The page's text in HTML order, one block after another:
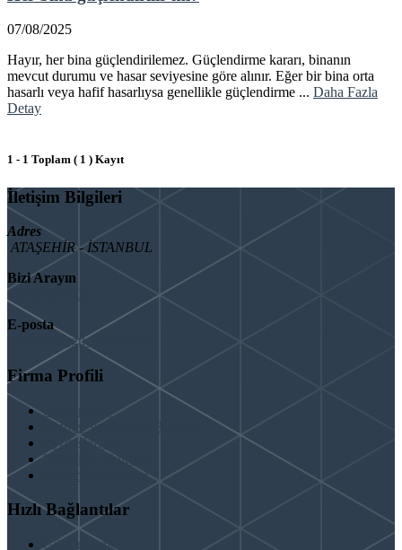
07/08/2025
Hayır, her bina güçlendirilemez. Güçlendirme kararı, binanın
mevcut durumu ve hasar seviyesine göre alınır. Eğer bir bina orta
hasarlı veya hafif hasarlıysa genellikle güçlendirme ... Daha Fazla
Detay
1 - 1 Toplam ( 1 ) Kayıt
İletişim Bilgileri
Adres
ATAŞEHİR - İSTANBUL
Bizi Arayın
E-posta
info@binaguclendir.com
Firma Profili
Hakkımızda
Hizmet Verdiğimiz Bölgeler
Paydaşlarımız
İş Birliği Teklifleri
Şartlar ve Koşullar
Hızlı Bağlantılar
Güçlendirme